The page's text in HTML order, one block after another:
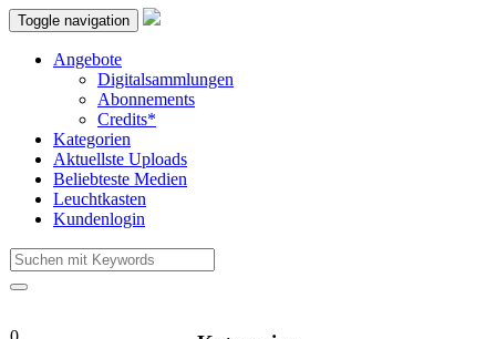
Toggle navigation
Angebote
Digitalsammlungen
Abonnements
Credits*
Kategorien
Aktuellste Uploads
Beliebteste Medien
Leuchtkasten
Kundenlogin